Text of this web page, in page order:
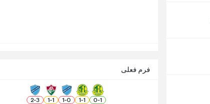
فرم فعلی
1
-
0
1
-
1
0
-
1
1
-
1
3
-
2